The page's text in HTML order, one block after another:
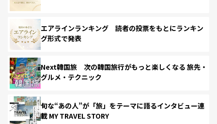
エアラインランキング 読者の投票をもとにランキン
グ形式で発表
Next韓国旅 次の韓国旅行がもっと楽しくなる 旅先・
グルメ・テクニック
旬な“あの人”が「旅」をテーマに語るインタビュー連
載 MY TRAVEL STORY